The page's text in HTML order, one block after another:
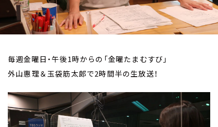
毎週金曜日・午後1時からの「金曜たまむすび」
外山惠理＆玉袋筋太郎で2時間半の生放送！